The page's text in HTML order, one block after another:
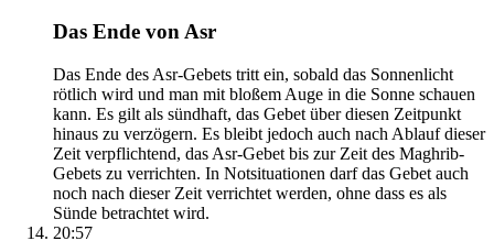
Das Ende von Asr
Das Ende des Asr-Gebets tritt ein, sobald das Sonnenlicht
rötlich wird und man mit bloßem Auge in die Sonne schauen
kann. Es gilt als sündhaft, das Gebet über diesen Zeitpunkt
hinaus zu verzögern. Es bleibt jedoch auch nach Ablauf dieser
Zeit verpflichtend, das Asr-Gebet bis zur Zeit des Maghrib-
Gebets zu verrichten. In Notsituationen darf das Gebet auch
noch nach dieser Zeit verrichtet werden, ohne dass es als
Sünde betrachtet wird.
20:57